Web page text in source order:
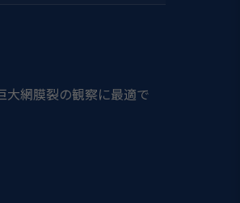
大網膜裂の観察に最適で